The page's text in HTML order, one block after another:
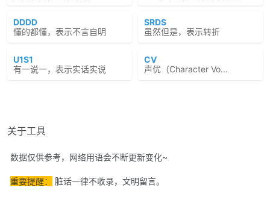
DDDD
懂的都懂，表示不言自明
SRDS
虽然但是，表示转折
U1S1
有一说一，表示实话实说
CV
声优（Character Vo...
关于工具
数据仅供参考，网络用语会不断更新变化~
重要提醒： 脏话一律不收录，文明留言。